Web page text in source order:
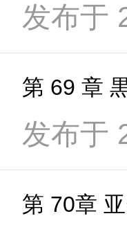
发布于
第 69 章
发布于
第 70章